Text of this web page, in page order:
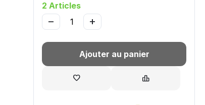
2 Articles
+
−
Ajouter au panier